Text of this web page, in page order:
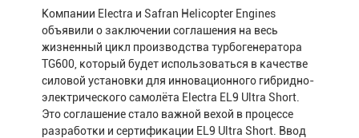
Компании Electra и Safran Helicopter Engines
объявили о заключении соглашения на весь
жизненный цикл производства турбогенератора
TG600, который будет использоваться в качестве
силовой установки для инновационного гибридно-
электрического самолёта Electra EL9 Ultra Short.
Это соглашение стало важной вехой в процессе
разработки и сертификации EL9 Ultra Short. Ввод